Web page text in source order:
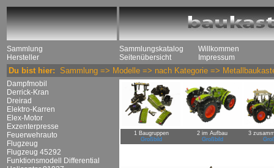
Sammlung
Hersteller
Sammlungskatalog
Seitenübersicht
Willkommen
Impressum
Du bist hier: Sammlung => Modelle => nach Kategorie =>
Dampfmobil
Derrick-Kran
Dreirad
Elektro-Karren
Elex-Motor
Exzenterpresse
Feuerwehrauto
Flugzeug
Flugzeug 45292
Funktionsmodell Differential
1 Baugruppen
Großbild
2 im Aufbau
Großbild
3